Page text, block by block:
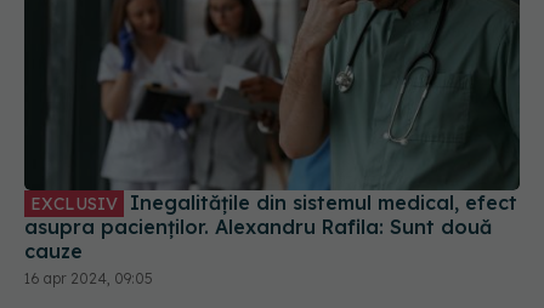
EXCLUSIV
asupra pacienților. Alexandru Rafila: Sunt două
cauze
16 apr 2024, 09:05